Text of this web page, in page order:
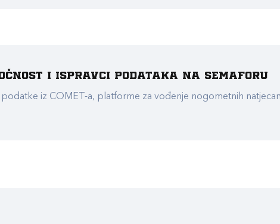
i ispravci podataka na Semaforu
iz COMET-a, platforme za vođenje nogometnih